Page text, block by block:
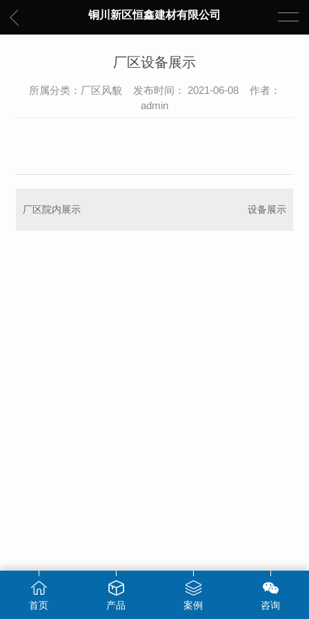
铜川新区恒鑫建材有限公司
厂区设备展示
所属分类：厂区风貌 发布时间： 2021-06-08 作者：
admin
厂区院内展示 设备展示
首页 产品 案例 咨询